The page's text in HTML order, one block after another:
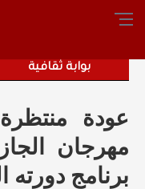
الرئيسية
التحرير: المستشار محمد صالح الملكاوي [
بوابة ثقافية
عودة
مهرجان
برنامج دورته